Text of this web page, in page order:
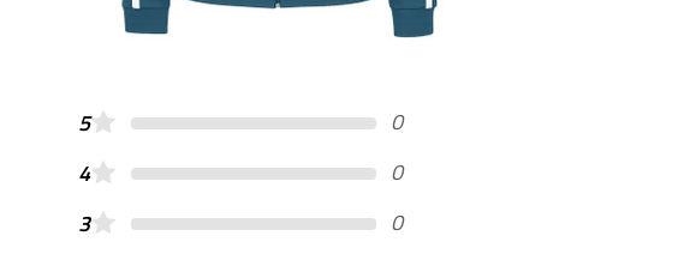
5
0
4
0
3
0